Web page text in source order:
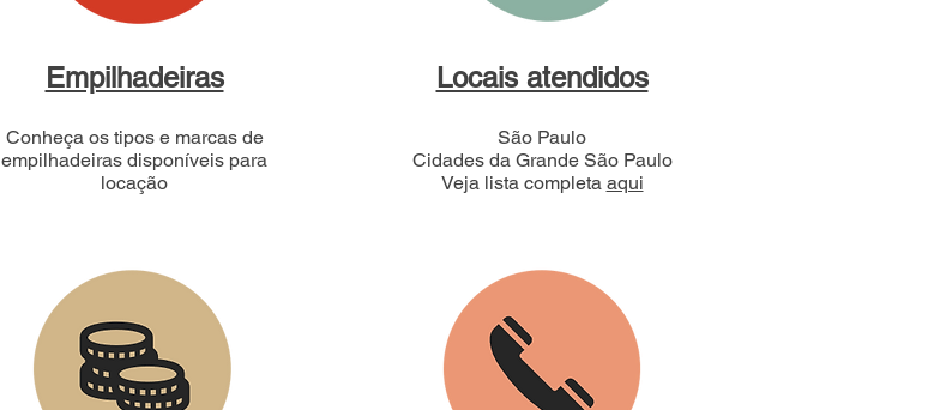
Empilhadeiras
Conheça os tipos e marcas de
empilhadeiras disponíveis para
locação
Locais atendidos
São Paulo
Cidades da Grande São Paulo
Veja lista completa aqui